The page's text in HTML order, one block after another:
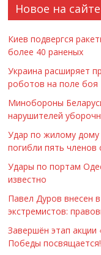
Новое на сайте
Киев подвергся
более 40 раненых
Украина расширяет
роботов на поле боя
Минобороны
нарушителей
Удар по жилому
погибли пять
Удары по портам
известно
Павел Дуров внесен
экстремистов:
Завершён этап
Победы